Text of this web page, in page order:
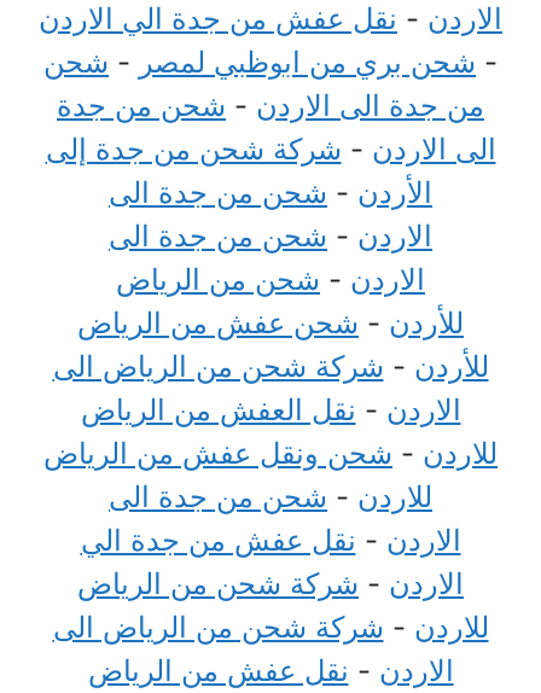
الاردن - نقل عفش من جدة الي الاردن
- شحن بري من ابوظبي لمصر - شحن
من جدة الى الاردن - شحن من جدة
الى الاردن - شركة شحن من جدة إلى
الأردن - شحن من جدة الى
الاردن - شحن من جدة الى
الاردن - شحن من الرياض
للأردن - شحن عفش من الرياض
للأردن - شركة شحن من الرياض الى
الاردن - نقل العفش من الرياض
للاردن - شحن ونقل عفش من الرياض
للاردن - شحن من جدة الى
الاردن - نقل عفش من جدة الي
الاردن - شركة شحن من الرياض
للاردن - شركة شحن من الرياض الى
الاردن - نقل عفش من الرياض